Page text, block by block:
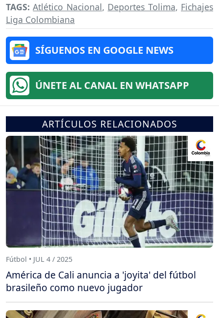
TAGS:Atlético Nacional, Deportes Tolima, Fichajes
Liga Colombiana
SÍGUENOS EN GOOGLE NEWS
ÚNETE AL CANAL EN WHATSAPP
ARTÍCULOS RELACIONADOS
Fútbol • JUL 4 / 2025
América de Cali anuncia a 'joyita' del fútbol
brasileño como nuevo jugador